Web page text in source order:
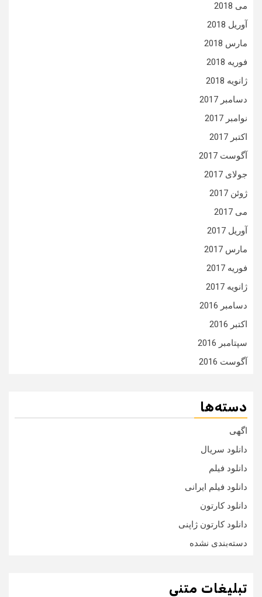
می 2018
آوریل 2018
مارس 2018
فوریه 2018
ژانویه 2018
دسامبر 2017
نوامبر 2017
اکتبر 2017
آگوست 2017
جولای 2017
ژوئن 2017
می 2017
آوریل 2017
مارس 2017
فوریه 2017
ژانویه 2017
دسامبر 2016
اکتبر 2016
سپتامبر 2016
آگوست 2016
دسته‌ها
اگهی
دانلود سریال
دانلود فیلم
دانلود فیلم ایرانی
دانلود کارتون
دانلود کارتون ژاپنی
دسته‌بندی نشده
تبلیغات متنی